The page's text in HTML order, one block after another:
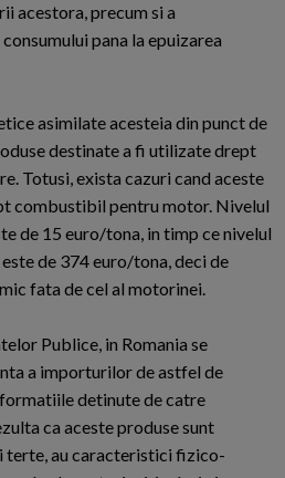
acestora, precum si a
pana la epuizarea
asimilate acesteia din punct de
destinate a fi utilizate drept
Totusi, exista cazuri cand aceste
combustibil pentru motor. Nivelul
de 15 euro/tona, in timp ce nivelul
de 374 euro/tona, deci de
fata de cel al motorinei.
Publice, in Romania se
a importurilor de astfel de
detinute de catre
ca aceste produse sunt
au caracteristici fizico-